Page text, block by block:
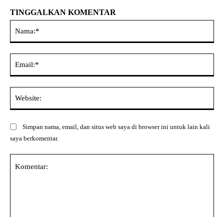
TINGGALKAN KOMENTAR
Simpan nama, email, dan situs web saya di browser ini untuk lain kali
saya berkomentar.